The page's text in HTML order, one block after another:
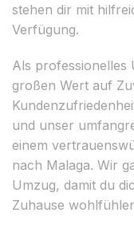
stehen dir mit
Verfügung.
Als professionelles
großen Wert auf
und unser
einem
nach Malaga. Wir
Umzug, damit du
Zuhause